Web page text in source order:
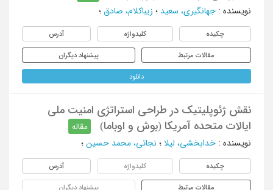
نویسنده : جهانگیری، سعید ؛ زیباکلام، صادق ؛
چکیده کلیدواژه آدرس
مقالات مرتبط پیشنهاد دیگران
دانلود
نقش ژئوپلیتیک در طراحی استراتژی امنیت ملی
ایالات متحده آمریکا (بوش و اوباما)
مقاله
نویسنده : خدابخشی، لیلا ؛ نجاتی، محمد حسین ؛
چکیده کلیدواژه آدرس
مقالات مرتبط پیشنهاد دیگران